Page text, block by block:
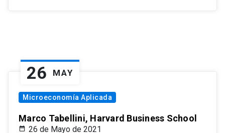
26 MAY
Microeconomía Aplicada
Marco Tabellini, Harvard Business School
26 de Mayo de 2021